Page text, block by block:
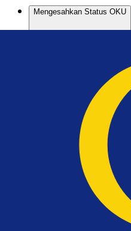
Mengesahkan Status OKU
Definisi OKU
Kategori OKU
Pendaftaran OKU
Panduan Penjagaan dan